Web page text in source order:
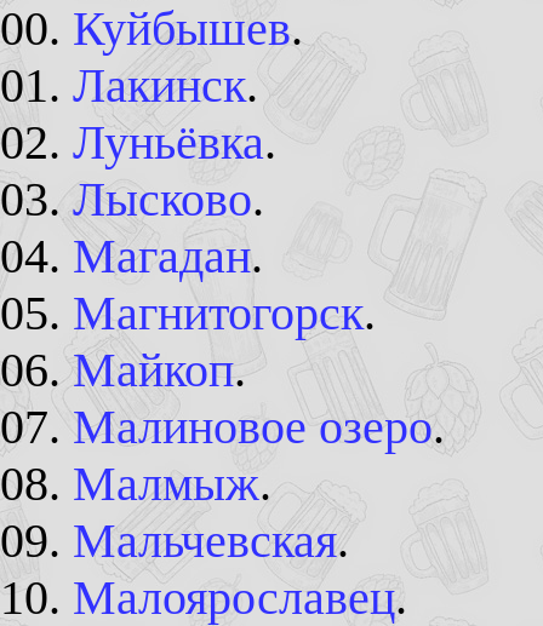
Куйбышев.
Лакинск.
Луньёвка.
Лысково.
Магадан.
Магнитогорск.
Майкоп.
Малиновое озеро.
Малмыж.
Мальчевская.
Малоярославец.